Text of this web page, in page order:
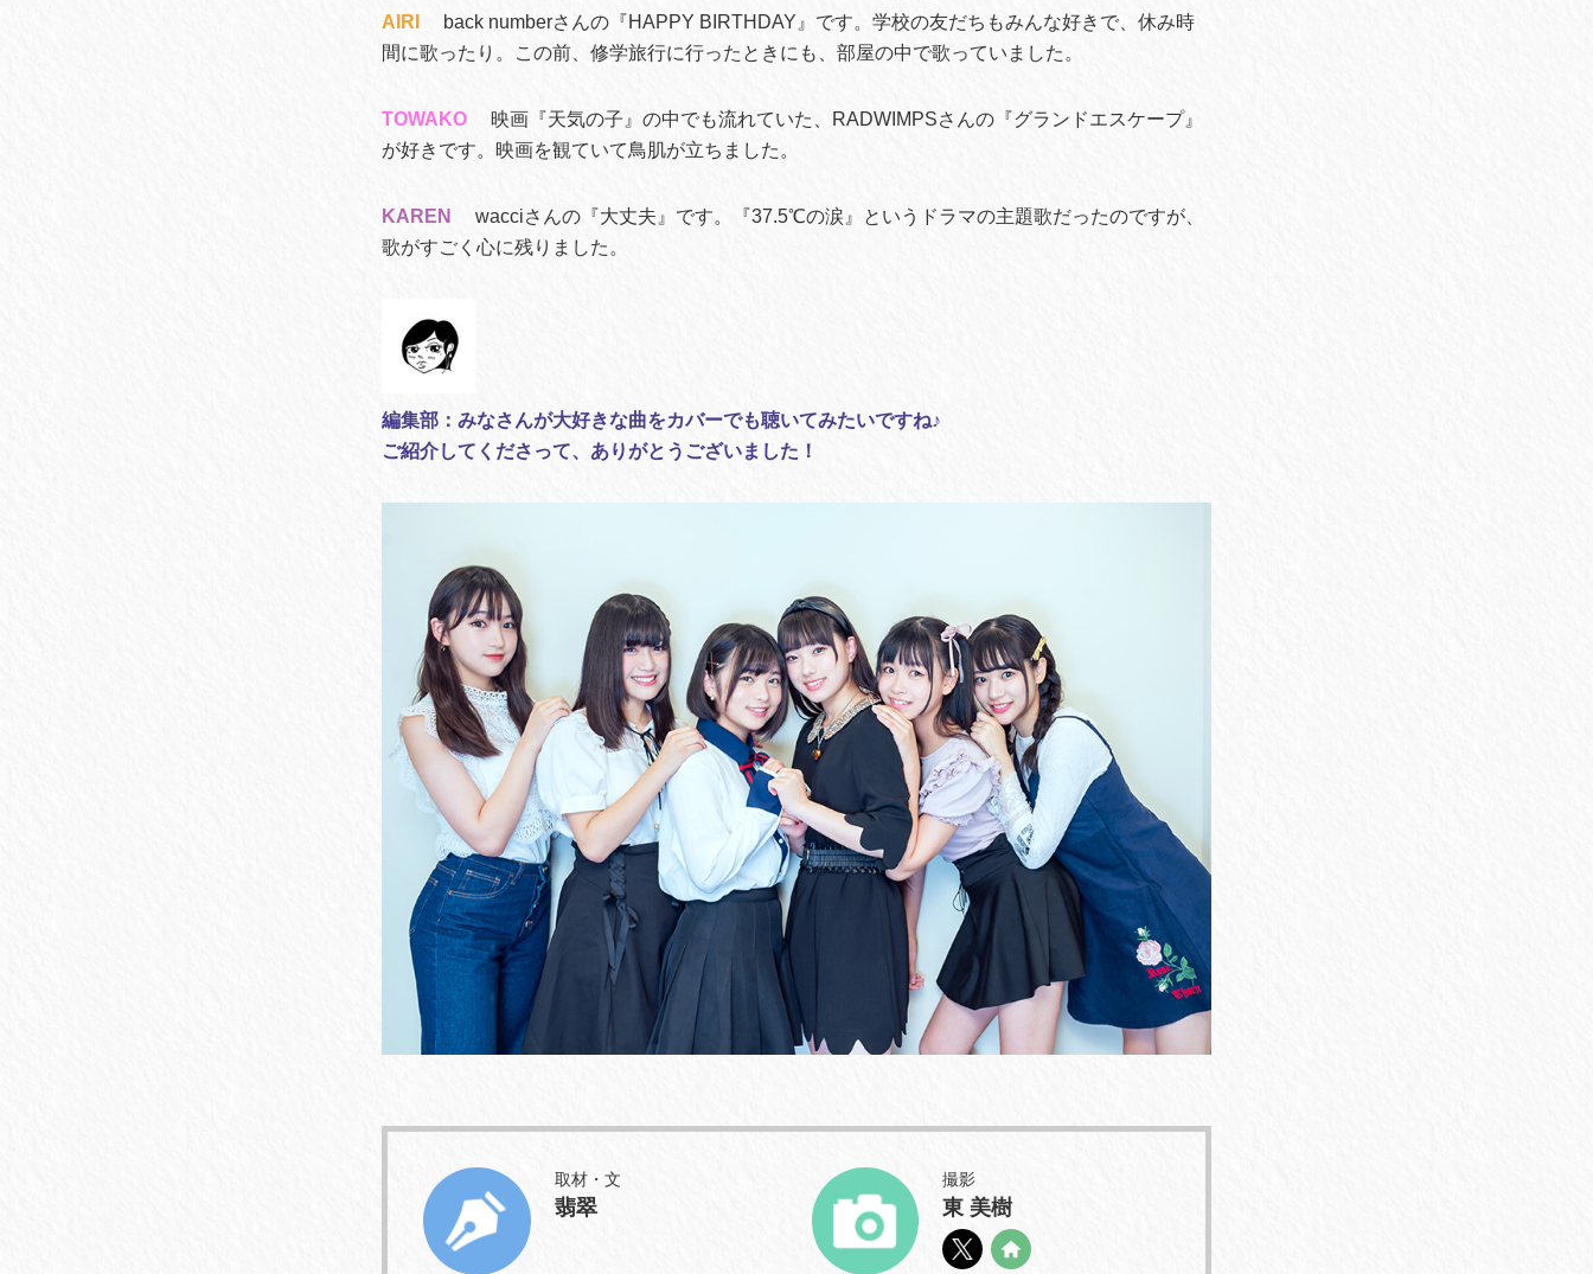
AIRI
back numberさんの『HAPPY BIRTHDAY』です。学校の友だちもみんな好きで、休み時
間に歌ったり。この前、修学旅行に行ったときにも、部屋の中で歌っていました。
TOWAKO
映画『天気の子』の中でも流れていた、RADWIMPSさんの『グランドエスケープ』
が好きです。映画を観ていて鳥肌が立ちました。
KAREN
wacciさんの『大丈夫』です。『37.5℃の涙』というドラマの主題歌だったのですが、
歌がすごく心に残りました。
編集部：みなさんが大好きな曲をカバーでも聴いてみたいですね♪
ご紹介してくださって、ありがとうございました！
取材・文
翡翠
撮影
東 美樹